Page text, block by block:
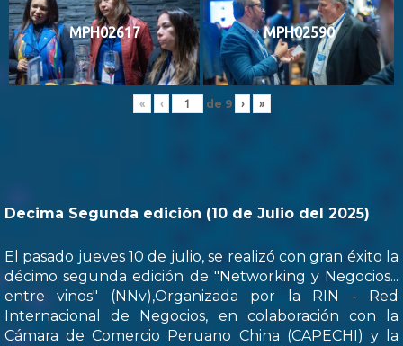
MPH02617 MPH02590
« ‹ de 9 › »
Decima Segunda edición (10 de Julio del 2025)
El pasado jueves 10 de julio, se realizó con gran éxito la
décimo segunda edición de "Networking y Negocios...
entre vinos" (NNv),Organizada por la RIN - Red
Internacional de Negocios, en colaboración con la
Cámara de Comercio Peruano China (CAPECHI) y la